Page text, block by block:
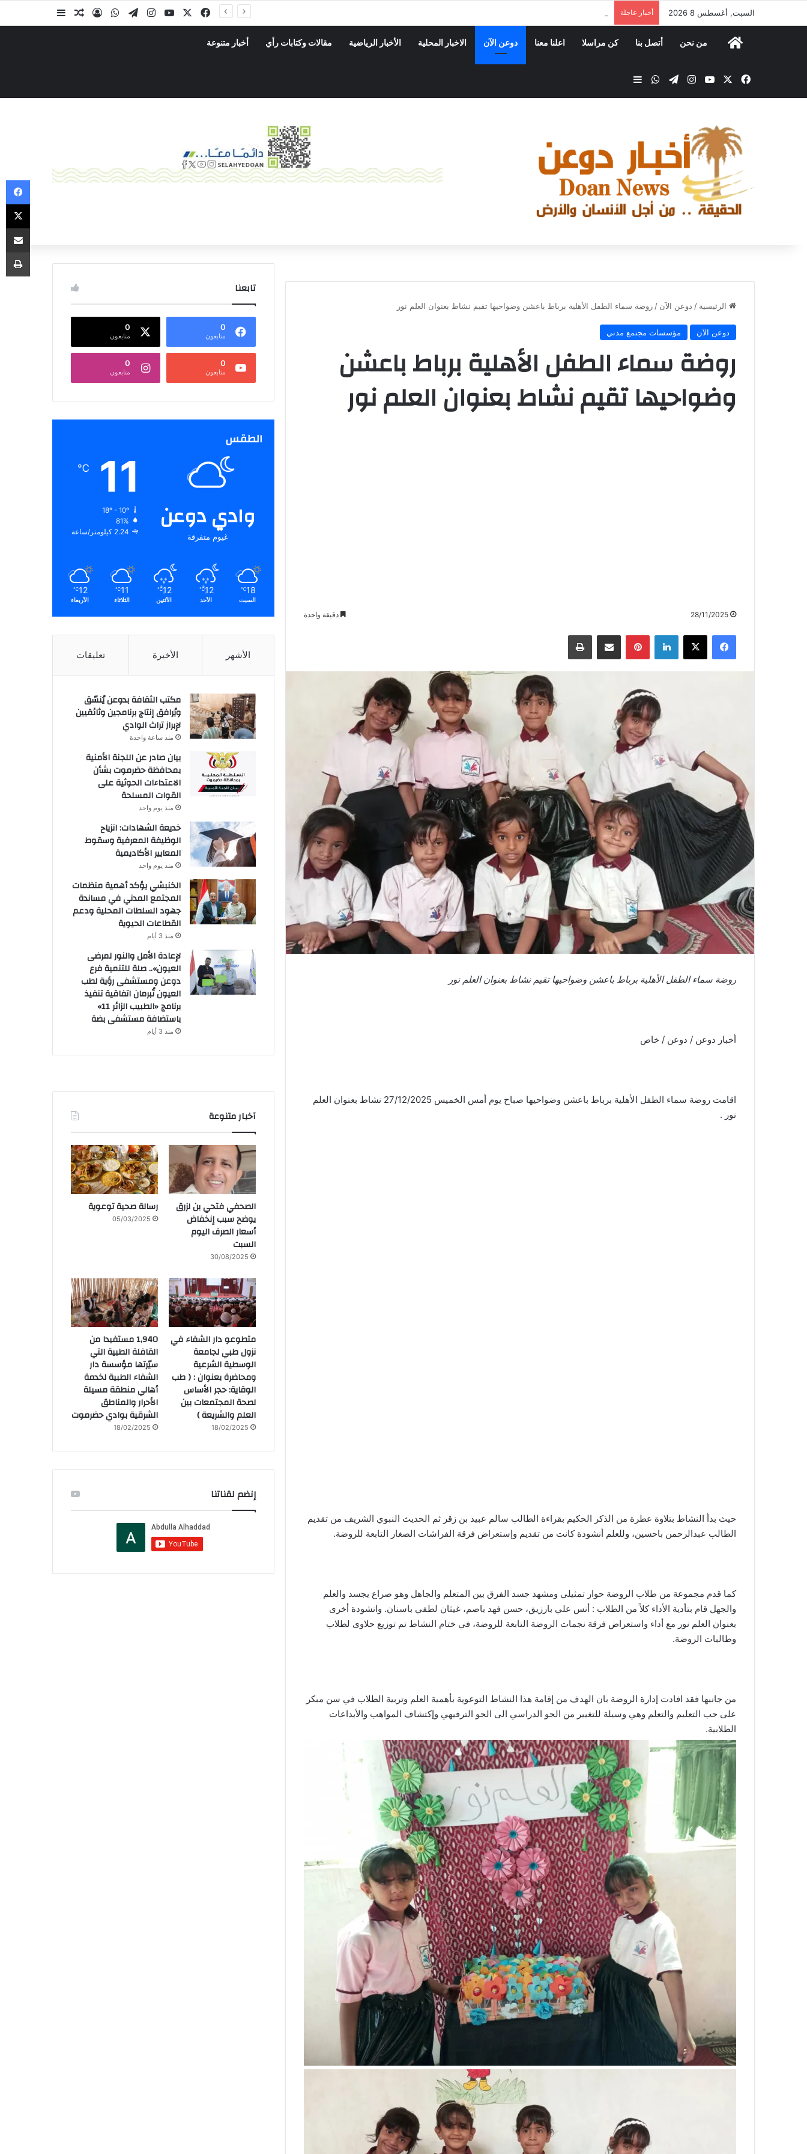
السبت, أغسطس 8 2026 أخبار عاجلة
من نحن أتصل بنا كن مراسلا اعلنا معنا دوعن الآن الاخبار المحلية الأخبار الرياضية مقالات وكتابات رأي أخبار متنوعة
الرئيسية / دوعن الآن / روضة سماء الطفل الأهلية برباط باعشن وضواحيها تقيم نشاط بعنوان العلم نور
دوعن الآن مؤسسات مجتمع مدني
روضة سماء الطفل الأهلية برباط باعشن
وضواحيها تقيم نشاط بعنوان العلم نور
28/11/2025 دقيقة واحدة
روضة سماء الطفل الأهلية برباط باعشن وضواحيها تقيم نشاط بعنوان العلم نور
أخبار دوعن / دوعن / خاص
اقامت روضة سماء الطفل الأهلية برباط باعشن وضواحيها صباح يوم أمس الخميس 27/12/2025 نشاط بعنوان العلم
نور .
حيث بدأ النشاط بتلاوة عطرة من الذكر الحكيم بقراءة الطالب سالم عبيد بن زقر ثم الحديث النبوي الشريف من تقديم
الطالب عبدالرحمن باحسين، وللعلم أنشودة كانت من تقديم وإستعراض فرقة الفراشات الصغار التابعة للروضة.
كما قدم مجموعة من طلاب الروضة حوار تمثيلي ومشهد جسد الفرق بين المتعلم والجاهل وهو صراع يجسد والعلم
والجهل قام بتأدية الأداء كلاً من الطلاب : أنس علي بارزيق، حسن فهد باصم، غيثان لطفي باسنان. وانشودة أخرى
بعنوان العلم نور مع أداء واستعراض فرقة نجمات الروضة التابعة للروضة، في ختام النشاط تم توزيع حلاوى لطلاب
وطالبات الروضة.
من جانبها فقد افادت إدارة الروضة بان الهدف من إقامة هذا النشاط التوعوية بأهمية العلم وتربية الطلاب في سن مبكر
على حب التعليم والتعلم وهي وسيلة للتغيير من الجو الدراسي الى الجو الترفيهي وإكتشاف المواهب والأبداعات
الطلابية.
تابعنا
0
متابعون
0
متابعون
0
متابعون
0
متابعون
الطقس
وادي دوعن
غيوم متفرقة
11
℃
18º - 10º
81%
2.24 كيلومتر/ساعة
18
℃
السبت
12
℃
الأحد
12
℃
الأثنين
11
℃
الثلاثاء
12
℃
الأربعاء
الأشهر الأخيرة تعليقات
مكتب الثقافة بدوعن يُنسّق
ويُرافق إنتاج برنامجين وثائقيين
لإبراز تراث الوادي
منذ ساعة واحدة
بيان صادر عن اللجنة الأمنية
بمحافظة حضرموت بشأن
الاعتداءات الحوثية على
القوات المسلحة
منذ يوم واحد
خديعة الشهادات: انزياح
الوظيفة المعرفية وسقوط
المعايير الأكاديمية
منذ يوم واحد
الخنبشي يؤكد أهمية منظمات
المجتمع المدني في مساندة
جهود السلطات المحلية ودعم
القطاعات الحيوية
منذ 3 أيام
لإعادة الأمل والنور لمرضى
العيون».. صلة للتنمية فرع
دوعن ومستشفى رؤية لطب
العيون تُبرمان اتفاقية تنفيذ
برنامج «الطبيب الزائر 11»
باستضافة مستشفى بضة
منذ 3 أيام
آخبار متنوعة
الصحفي فتحي بن لزرق
يوضح سبب إنخفاض
أسعار الصرف اليوم
السبت
30/08/2025
رسالة صحية توعوية
05/03/2025
متطوعو دار الشفاء في
نزول طبي لجامعة
الوسطية الشرعية
ومحاضرة بعنوان : ( طب
الوقاية: حجر الأساس
لصحة المجتمعات بين
العلم والشريعة )
18/02/2025
1,940 مستفيدا من
القافلة الطبية التي
سيّرتها مؤسسة دار
الشفاء الطبية لخدمة
أهالي منطقة مسيلة
الأحرار والمناطق
الشرقية بوادي حضرموت
18/02/2025
إنضم لقناتنا